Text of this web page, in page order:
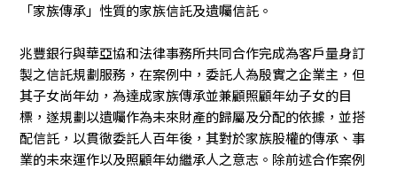
「家族傳承」性質的家族信託及遺囑信託。
兆豐銀行與華亞協和法律事務所共同合作完成為客戶量身訂
製之信託規劃服務，在案例中，委託人為殷實之企業主，但
其子女尚年幼，為達成家族傳承並兼顧照顧年幼子女的目
標，遂規劃以遺囑作為未來財產的歸屬及分配的依據，並搭
配信託，以貫徹委託人百年後，其對於家族股權的傳承、事
業的未來運作以及照顧年幼繼承人之意志。除前述合作案例